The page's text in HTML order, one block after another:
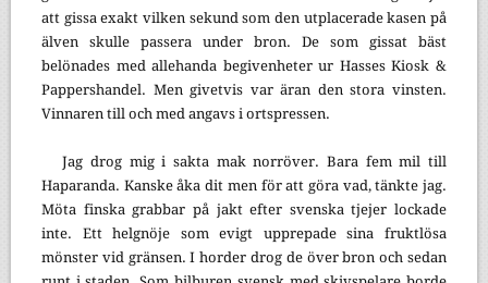
att gissa exakt vilken sekund som den utplacerade kasen på
älven skulle passera under bron. De som gissat bäst
belönades med allehanda begivenheter ur Hasses Kiosk &
Pappershandel. Men givetvis var äran den stora vinsten.
Vinnaren till och med angavs i ortspressen.
Jag drog mig i sakta mak norröver. Bara fem mil till
Haparanda. Kanske åka dit men för att göra vad, tänkte jag.
Möta finska grabbar på jakt efter svenska tjejer lockade
inte. Ett helgnöje som evigt upprepade sina fruktlösa
mönster vid gränsen. I horder drog de över bron och sedan